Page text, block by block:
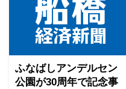
ふなばしアンデルセン
公園が30周年で記念事